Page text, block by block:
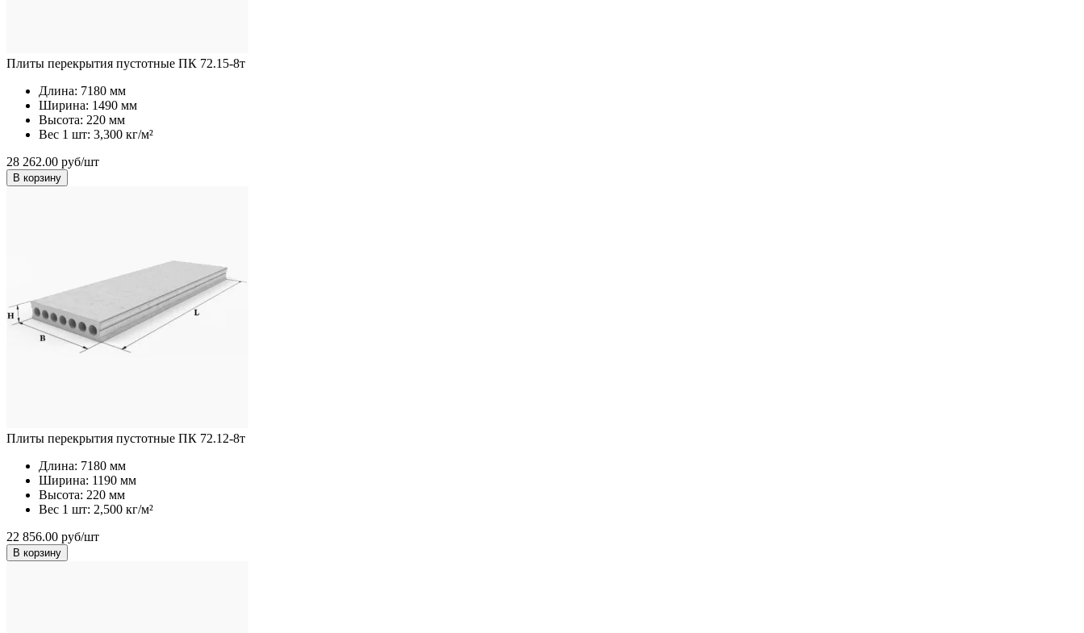
Плиты перекрытия пустотные ПК 72.15-8т
Длина: 7180 мм
Ширина: 1490 мм
Высота: 220 мм
Вес 1 шт: 3,300 кг/м²
28 262.00 руб/шт
В корзину
Плиты перекрытия пустотные ПК 72.12-8т
Длина: 7180 мм
Ширина: 1190 мм
Высота: 220 мм
Вес 1 шт: 2,500 кг/м²
22 856.00 руб/шт
В корзину